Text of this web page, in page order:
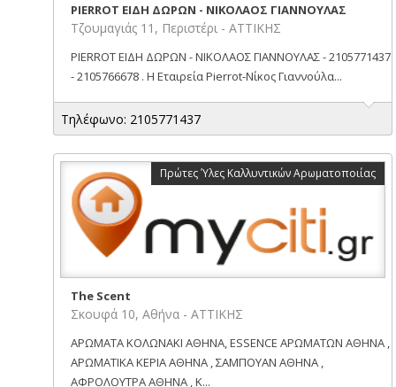
PIERROT ΕΙΔΗ ΔΩΡΩΝ - ΝΙΚΟΛΑΟΣ ΓΙΑΝΝΟΥΛΑΣ
Τζουμαγιάς 11, Περιστέρι - ΑΤΤΙΚΗΣ
PIERROT ΕΙΔΗ ΔΩΡΩΝ - ΝΙΚΟΛΑΟΣ ΓΙΑΝΝΟΥΛΑΣ - 2105771437
- 2105766678 . Η Εταιρεία Pierrot-Νίκος Γιαννούλα...
Τηλέφωνο: 2105771437
Πρώτες Ύλες Καλλυντικών Αρωματοποιίας
The Scent
Σκουφά 10, Αθήνα - ΑΤΤΙΚΗΣ
ΑΡΩΜΑΤΑ ΚΟΛΩΝΑΚΙ ΑΘΗΝΑ, ESSENCE ΑΡΩΜΑΤΩΝ ΑΘΗΝΑ ,
ΑΡΩΜΑΤΙΚΑ ΚΕΡΙΑ ΑΘΗΝΑ , ΣΑΜΠΟΥΑΝ ΑΘΗΝΑ ,
ΑΦΡΟΛΟΥΤΡΑ ΑΘΗΝΑ , Κ...